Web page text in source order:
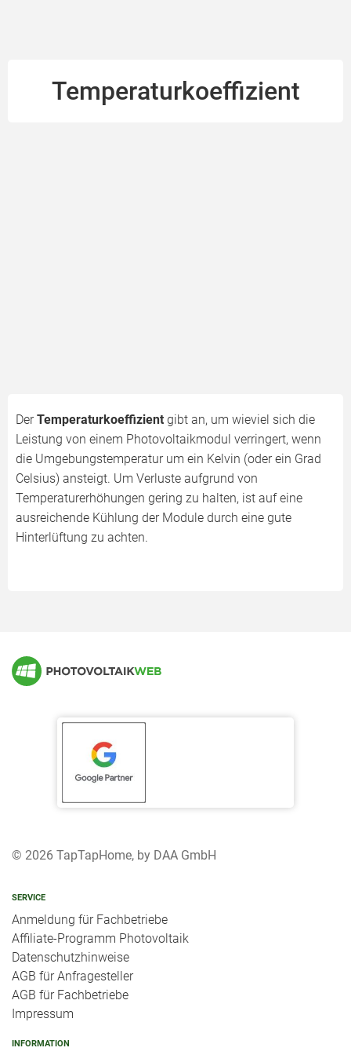
Temperaturkoeffizient
DerTemperaturkoeffizient gibt an, um wieviel sich die
Leistung von einem Photovoltaikmodul verringert, wenn
die Umgebungstemperatur um ein Kelvin (oder ein Grad
Celsius) ansteigt. Um Verluste aufgrund von
Temperaturerhöhungen gering zu halten, ist auf eine
ausreichende Kühlung der Module durch eine gute
Hinterlüftung zu achten.
© 2026 TapTapHome, by DAA GmbH
SERVICE
Anmeldung für Fachbetriebe
Affiliate-Programm Photovoltaik
Datenschutzhinweise
AGB für Anfragesteller
AGB für Fachbetriebe
Impressum
INFORMATION